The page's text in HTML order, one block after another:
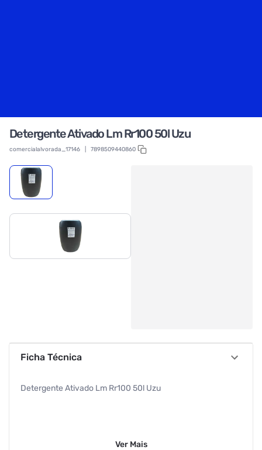
Detergente Ativado Lm Rr100 50l Uzu
comercialalvorada_17146 7898509440860
Ficha Técnica
Detergente Ativado Lm Rr100 50l Uzu
Ver Mais